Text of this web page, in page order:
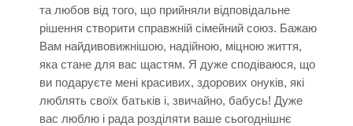
та любов від того, що прийняли відповідальне
рішення створити справжній сімейний союз. Бажаю
Вам найдивовижнішою, надійною, міцною життя,
яка стане для вас щастям. Я дуже сподіваюся, що
ви подаруєте мені красивих, здорових онуків, які
люблять своїх батьків і, звичайно, бабусь! Дуже
вас люблю і рада розділяти ваше сьогоднішнє